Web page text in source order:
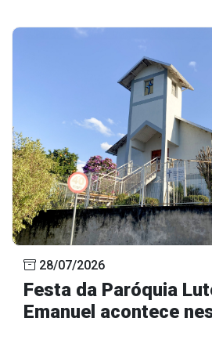
28/07/2026
Festa da Paróquia
Emanuel acontece